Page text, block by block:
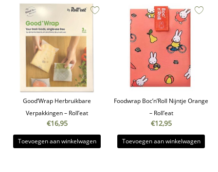
Good’Wrap Herbruikbare
Verpakkingen – Roll’eat
€16,95
Toevoegen aan winkelwagen
Foodwrap Boc’n’Roll Nijntje Orange
– Roll’eat
€12,95
Toevoegen aan winkelwagen